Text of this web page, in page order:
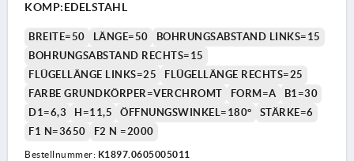
KOMP:EDELSTAHL
BREITE=50 LÄNGE=50
BOHRUNGSABSTAND LINKS=15
BOHRUNGSABSTAND RECHTS=15
FLÜGELLÄNGE LINKS=25
FLÜGELLÄNGE RECHTS=25
FARBE GRUNDKÖRPER=VERCHROMT
FORM=A
B1=30
D1=6,3
H=11,5 ÖFFNUNGSWINKEL=180°
STÄRKE=6
F1 N=3650
F2 N =2000
Bestellnummer: K1897.0605005011